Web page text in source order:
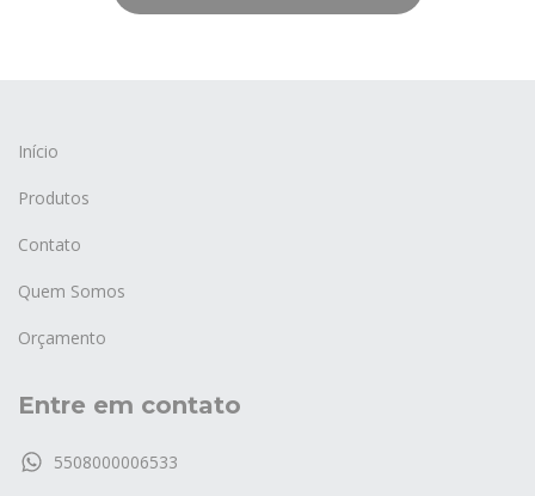
Início
Produtos
Contato
Quem Somos
Orçamento
Entre em contato
5508000006533